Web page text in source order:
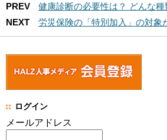
PREV
健康診断の必要性は？ どんな種
NEXT
労災保険の「特別加入」の対象
ログイン
メールアドレス